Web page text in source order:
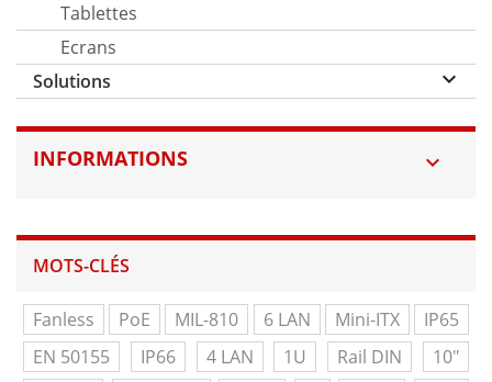
Tablettes
Ecrans
Solutions
keyboard_arrow_down
INFORMATIONS 
MOTS-CLÉS
Fanless PoE MIL-810 6 LAN Mini-ITX
IP65
EN 50155
IP66 4 LAN 1U Rail DIN
10"